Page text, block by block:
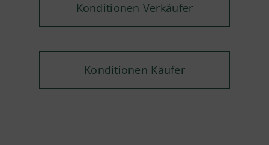
Konditionen Verkäufer
Konditionen Käufer